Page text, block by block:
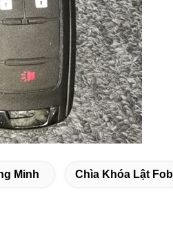
Minh Chìa Khóa Lật Fob